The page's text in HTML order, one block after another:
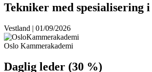
Tekniker med spesialisering
Vestland | 01/09/2026
Oslo Kammerakademi
Daglig leder (30 %)